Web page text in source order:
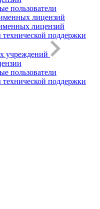
пользователи
лицензий
лицензий
поддержки
учреждений
пользователи
поддержки